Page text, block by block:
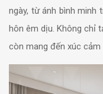
ngày, từ ánh bình minh
hôn êm dịu. Không chỉ
còn mang đến xúc